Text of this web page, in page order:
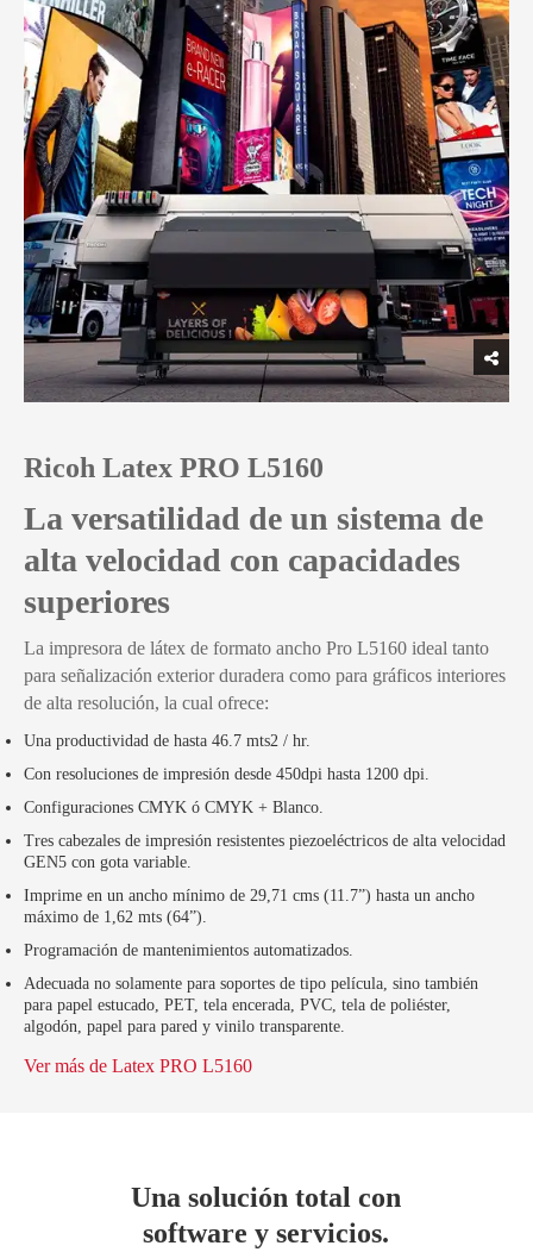
Ricoh Latex PRO L5160
La versatilidad de un sistema de
alta velocidad con capacidades
superiores
La impresora de látex de formato ancho Pro L5160 ideal tanto
para señalización exterior duradera como para gráficos interiores
de alta resolución, la cual ofrece:
Una productividad de hasta 46.7 mts2 / hr.
Con resoluciones de impresión desde 450dpi hasta 1200 dpi.
Configuraciones CMYK ó CMYK + Blanco.
Tres cabezales de impresión resistentes piezoeléctricos de alta velocidad
GEN5 con gota variable.
Imprime en un ancho mínimo de 29,71 cms (11.7”) hasta un ancho
máximo de 1,62 mts (64”).
Programación de mantenimientos automatizados.
Adecuada no solamente para soportes de tipo película, sino también
para papel estucado, PET, tela encerada, PVC, tela de poliéster,
algodón, papel para pared y vinilo transparente.
Ver más de Latex PRO L5160
Una solución total con
software y servicios.